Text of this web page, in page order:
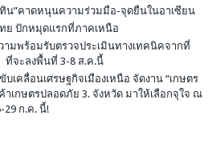
น”คาดหนุนความร่วมมือ-จุดยืนในอาเซียน
ทย ปักหมุดแรกที่ภาคเหนือ
มพร้อมรับตรวจประเมินทางเทคนิคจากที่
จะลงพื้นที่ 3-8 ส.ค.นี้
เคลื่อนเศรษฐกิจเมืองเหนือ จัดงาน “เกษตร
าเกษตรปลอดภัย 3. จังหวัด มาให้เลือกจุใจ ณ
29 ก.ค. นี้!